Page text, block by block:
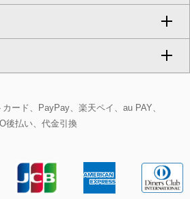
BAG
ソール
ー
ト
ース
ト
・スヌード
ル
ュ
ック
ー
ー
ード、PayPay、楽天ペイ、au PAY、
後払い、代金引換